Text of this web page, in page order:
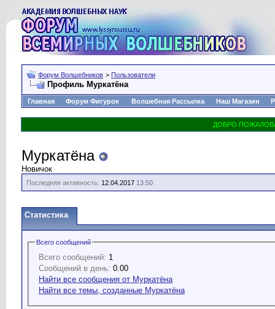
Форум Волшебников > Пользователи
Профиль Муркатёна
Главная Форум Фигурок Волшебная Рассылка Наш Магазин
Муркатёна
Новичок
Последняя активность: 12.04.2017 13:50
Статистика
Всего сообщений
Всего сообщений: 1
Сообщений в день: 0.00
Найти все сообщения от Муркатёна
Найти все темы, созданные Муркатёна